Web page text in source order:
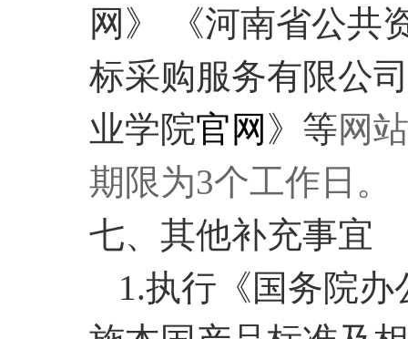
网》 《河南省公共
标采购服务有限公
业学院官网 》等网
期限为3个工作日。
七、其他补充事宜
1.执行《国务院办